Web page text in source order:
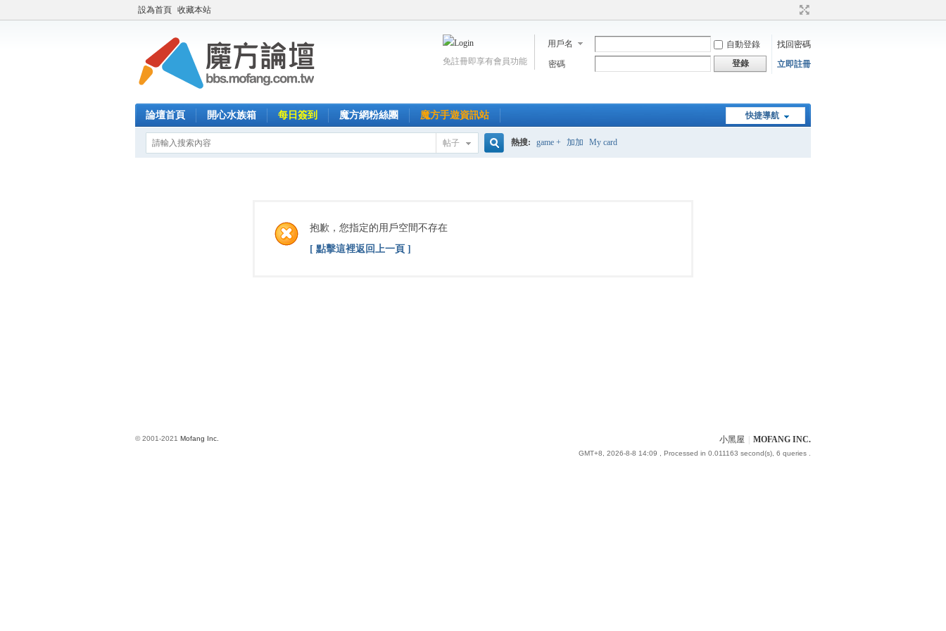
設為首頁 收藏本站
用戶名 自動登錄
找回密碼
密碼
登錄 立即註冊
免註冊即享有會員功能
快捷導航
論壇首頁 開心水族箱 每日簽到 魔方網粉絲團 魔方手遊資訊站
帖子 熱搜: game + 加加 My card
抱歉，您指定的用戶空間不存在
[ 點擊這裡返回上一頁 ]
小黑屋 MOFANG INC.
GMT+8, 2026-8-8 14:09 , Processed in 0.011163 second(s), 6 queries .
© 2001-2021 Mofang Inc.